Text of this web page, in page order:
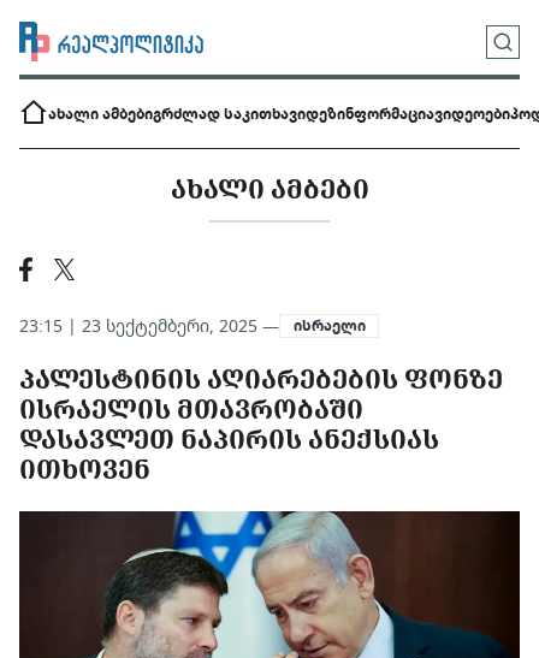
ახალი ამბებიგრძლად საკითხავიდეზინფორმაციავიდეოები
ᲐᲮᲐᲚᲘ ᲐᲛᲑᲔᲑᲘ
23:15 | 23 სექტემბერი, 2025 — ისრაელი
ᲞᲐᲚᲔᲡᲢᲘᲜᲘᲡ ᲐᲦᲘᲐᲠᲔᲑᲔᲑᲘᲡ ᲤᲝᲜᲖᲔ
ᲘᲡᲠᲐᲔᲚᲘᲡ ᲛᲗᲐᲕᲠᲝᲑᲐᲨᲘ
ᲓᲐᲡᲐᲕᲚᲔᲗ ᲜᲐᲞᲘᲠᲘᲡ ᲐᲜᲔᲥᲡᲘᲐᲡ
ᲘᲗᲮᲝᲕᲔᲜ